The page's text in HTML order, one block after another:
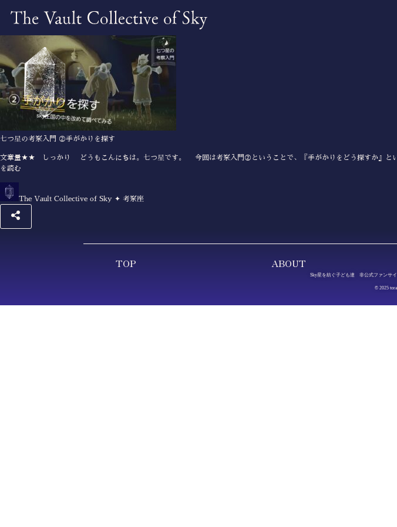
七つ星の考察入門 ②手がかりを探す
文章量★★ しっかり どうもこんにちは。七つ星です。 今回は考察入門②ということで、『手がかりをどう探すか』と
を読む
The Vault Collective of Sky ✦ 考察座
TOP ABOUT
Sky星を紡ぐ子ども達 非公式ファンサ
© 2025